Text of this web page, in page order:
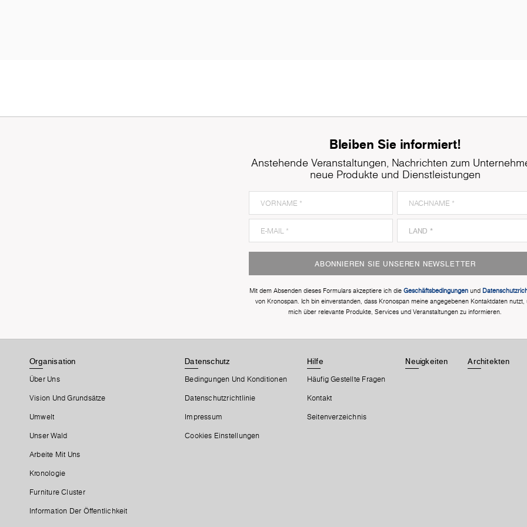
K005Oyster Urban Oak
Bleiben Sie informiert!
Anstehende Veranstaltungen, Nachrichten zum
neue Produkte und Dienstleistungen
ABONNIEREN SIE UNSEREN NEWSLETTER
Mit dem Absenden dieses Formulars akzeptiere ich dieGeschäftsbedingungen und
von Kronospan. Ich bin einverstanden, dass Kronospan meine angegebenen Kontaktdaten nutzt,
mich über relevante Produkte, Services und Veranstaltungen zu informieren.
Organisation
Über Uns
Vision Und Grundsätze
Umwelt
Unser Wald
Arbeite Mit Uns
Kronologie
Furniture Cluster
Information Der Öffentlichkeit
Datenschutz
Bedingungen Und Konditionen
Datenschutzrichtlinie
Impressum
Cookies Einstellungen
Hilfe
Häufig Gestellte Fragen
Kontakt
Seitenverzeichnis
Neuigkeiten Architekten